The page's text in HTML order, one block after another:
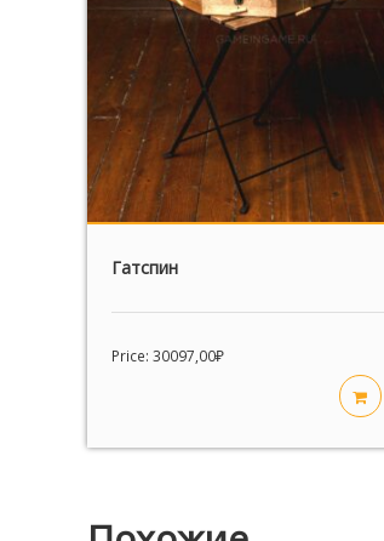
Гатспин
Price: 30097,00₽